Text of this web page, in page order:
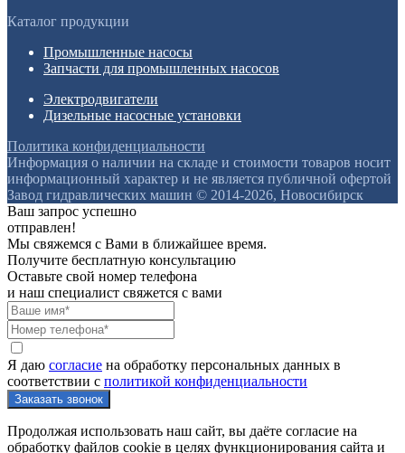
Каталог продукции
Промышленные насосы
Запчасти для промышленных насосов
Электродвигатели
Дизельные насосные установки
Политика конфиденциальности
Информация о наличии на складе и стоимости товаров носит
информационный характер и не является публичной офертой
Завод гидравлических машин © 2014-2026, Новосибирск
Ваш запрос успешно
отправлен!
Мы свяжемся с Вами в ближайшее время.
Получите бесплатную консультацию
Оставьте свой номер телефона
и наш специалист свяжется с вами
Я даю согласие на обработку персональных данных в
соответствии с политикой конфиденциальности
Продолжая использовать наш сайт, вы даёте согласие на
обработку файлов cookie в целях функционирования сайта и